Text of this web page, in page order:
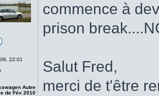
22:01
Autre
de Fév 2010
commence à
prison
Salut Fred,
merci de t'être